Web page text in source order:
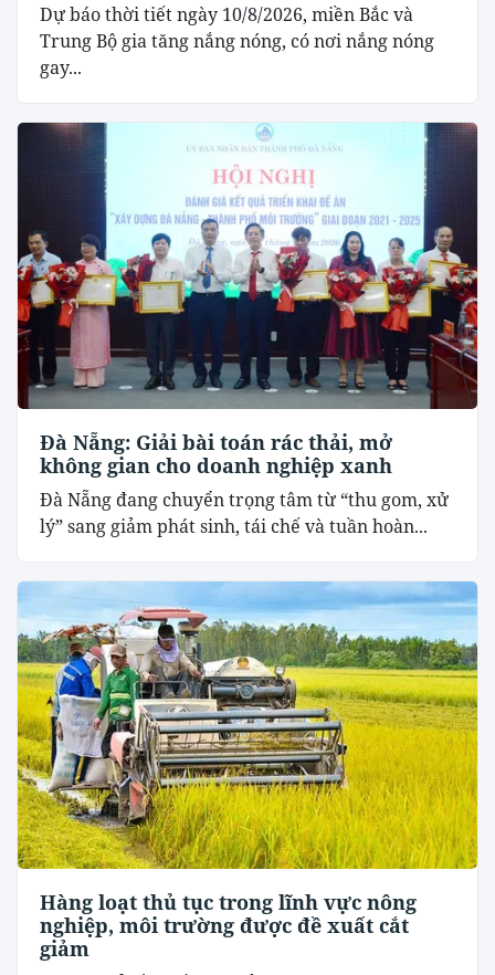
Dự báo thời tiết ngày 10/8/2026, miền Bắc và
Trung Bộ gia tăng nắng nóng, có nơi nắng nóng
gay...
Đà Nẵng: Giải bài toán rác thải, mở
không gian cho doanh nghiệp xanh
Đà Nẵng đang chuyển trọng tâm từ “thu gom, xử
lý” sang giảm phát sinh, tái chế và tuần hoàn...
Hàng loạt thủ tục trong lĩnh vực nông
nghiệp, môi trường được đề xuất cắt
giảm